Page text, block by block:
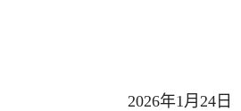
2026年1月 24 日